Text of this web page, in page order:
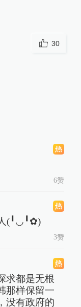
30
6赞
(╹◡╹✿)
3赞
求都是无根
那样保留一
没有政府的